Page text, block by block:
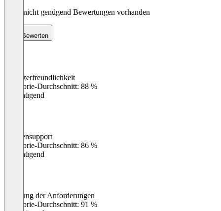
Noch nicht genügend Bewertungen vorhanden
Bewerten
Benutzerfreundlichkeit
Kategorie-Durchschnitt: 88 %
Ungenügend
Kundensupport
Kategorie-Durchschnitt: 86 %
Ungenügend
Erfüllung der Anforderungen
Kategorie-Durchschnitt: 91 %